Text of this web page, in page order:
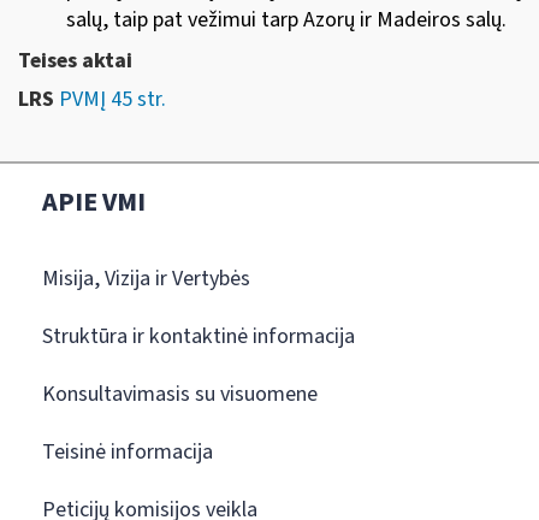
salų, taip pat vežimui tarp Azorų ir Madeiros salų.
Teises aktai
LRS PVMĮ 45 str.
APIE VMI
Misija, Vizija ir Vertybės
Struktūra ir kontaktinė informacija
Konsultavimasis su visuomene
Teisinė informacija
Peticijų komisijos veikla